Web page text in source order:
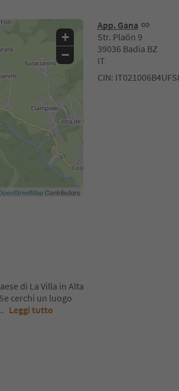
App. Gana
Str. Plaön 9
39036 Badia BZ
IT
CIN:
+
−
Contributors
di La Villa in Alta
cerchi un luogo
Leggi tutto